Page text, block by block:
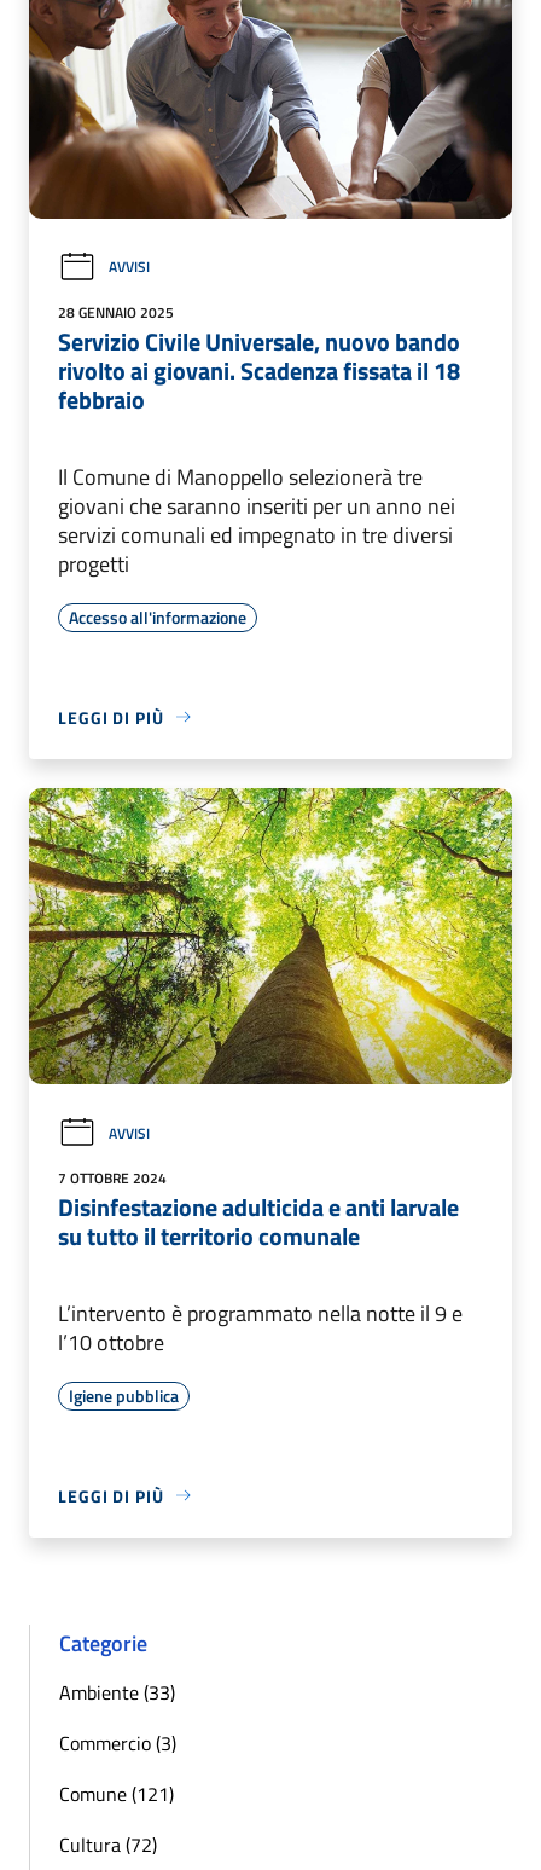
AVVISI
28 GENNAIO 2025
Servizio Civile Universale, nuovo bando
rivolto ai giovani. Scadenza fissata il 18
febbraio
Il Comune di Manoppello selezionerà tre
giovani che saranno inseriti per un anno nei
servizi comunali ed impegnato in tre diversi
progetti
Accesso all'informazione
LEGGI DI PIÙ
AVVISI
7 OTTOBRE 2024
Disinfestazione adulticida e anti larvale
su tutto il territorio comunale
L’intervento è programmato nella notte il 9 e
l’10 ottobre
Igiene pubblica
LEGGI DI PIÙ
Categorie
Ambiente (33)
Commercio (3)
Comune (121)
Cultura (72)